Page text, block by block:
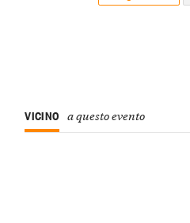
VICINO a questo evento